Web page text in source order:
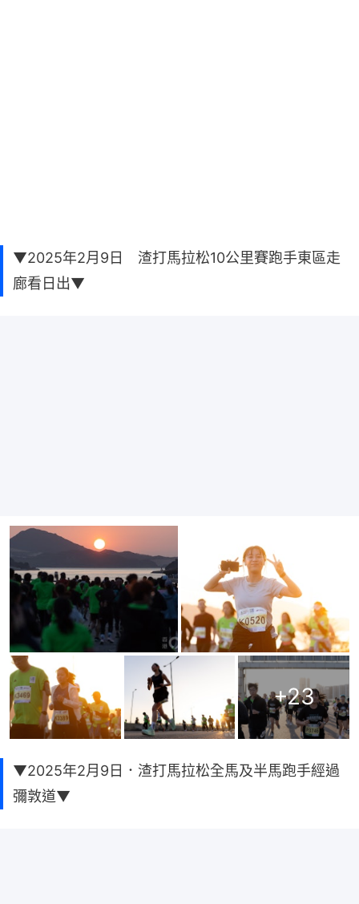
▼2025年2月9日 渣打馬拉松10公里賽跑手東區走
廊看日出▼
+23
▼2025年2月9日．渣打馬拉松全馬及半馬跑手經過
彌敦道▼